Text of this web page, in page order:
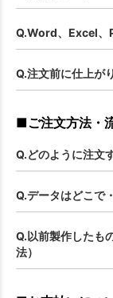
Q.Word、Excel、
Q.注文前に仕上が
■ご注文方法・
Q.どのように注文
Q.データはどこで
Q.以前製作したも
法）